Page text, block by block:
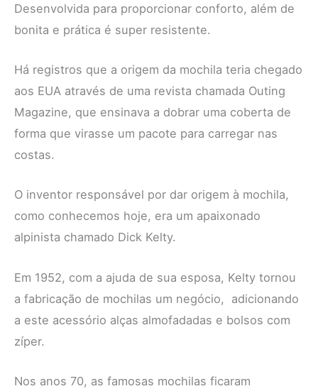
Desenvolvida para proporcionar conforto, além de
bonita e prática é super resistente.
Há registros que a origem da mochila teria chegado
aos EUA através de uma revista chamada Outing
Magazine, que ensinava a dobrar uma coberta de
forma que virasse um pacote para carregar nas
costas.
O inventor responsável por dar origem à mochila,
como conhecemos hoje, era um apaixonado
alpinista chamado Dick Kelty.
Em 1952, com a ajuda de sua esposa, Kelty tornou
a fabricação de mochilas um negócio, adicionando
a este acessório alças almofadadas e bolsos com
zíper.
Nos anos 70, as famosas mochilas ficaram